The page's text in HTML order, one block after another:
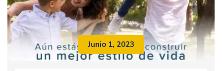
Junio 1, 2023